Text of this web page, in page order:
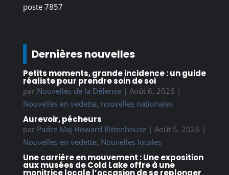
poste 7857
Dernières nouvelles
Petits moments, grande incidence : un guide
réaliste pour prendre soin de soi
par Nouvelles de la Défense| Août 6, 2026 |
Nouvelles en vedette, nouvelles nationales
Aurevoir, pécheurs
par Padre Maj Howard Rittenhouse| Août 5, 2026 |
Nouvelles en vedette, Nouvelles locales
Une carrière en mouvement : Une exposition
aux musées de Cold Lake offre à une